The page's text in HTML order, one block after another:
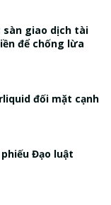
sàn giao dịch tài
để chống lừa
đối mặt cạnh
Đạo luật